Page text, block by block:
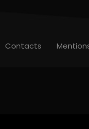
Contacts